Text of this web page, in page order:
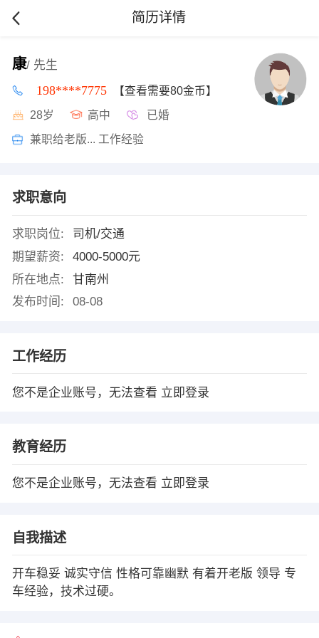
简历详情
康/ 先生
198****7775 【查看需要80金币】
28岁 高中 已婚
兼职给老版... 工作经验
求职意向
求职岗位:
司机/交通
期望薪资:
4000-5000元
所在地点:
甘南州
发布时间:
08-08
工作经历
您不是企业账号，无法查看 立即登录
教育经历
您不是企业账号，无法查看 立即登录
自我描述
开车稳妥 诚实守信 性格可靠幽默 有着开老版 领导 专
车经验，技术过硬。